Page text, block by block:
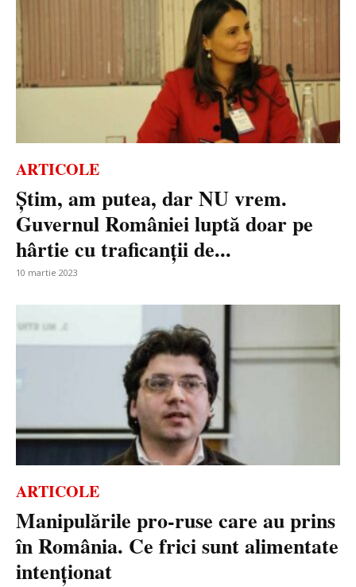
ARTICOLE
Știm, am putea, dar NU vrem.
Guvernul României luptă doar pe
hârtie cu traficanții de...
10 martie 2023
ARTICOLE
Manipulările pro-ruse care au prins
în România. Ce frici sunt alimentate
intenționat